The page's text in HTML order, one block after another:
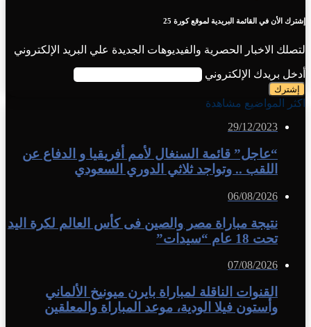
إشترك الأن في القائمة البريدية لموقع كورة 25
لتصلك الاخبار الحصرية والفيديوهات الجديدة علي البريد الإلكتروني
أدخل بريدك الإلكتروني
اكثر المواضيع مشاهدة
29/12/2023
“عاجل” قائمة السنغال لأمم أفريقيا و الدفاع عن
اللقب .. وتواجد ثلاثي الدوري السعودي
06/08/2026
نتيجة مباراة مصر والصين فى كأس العالم لكرة اليد
تحت 18 عام “سيدات”
07/08/2026
القنوات الناقلة لمباراة بايرن ميونيخ الألماني
وأستون فيلا الودية، موعد المباراة والمعلقين